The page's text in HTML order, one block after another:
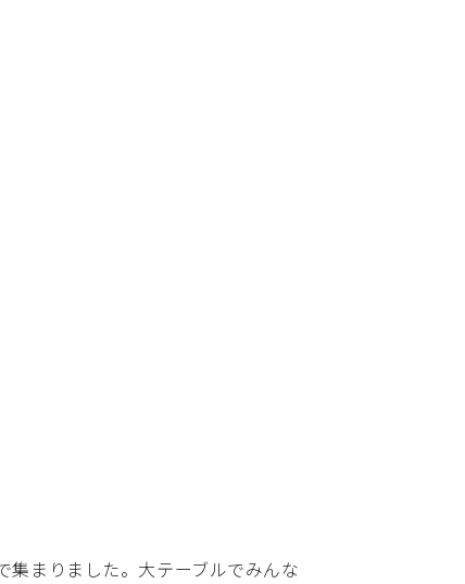
まりました。大テーブルでみんな